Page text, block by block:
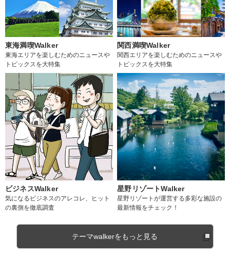
東海満喫Walker
東海エリアを楽しむためのニュースや
トピックスを大特集
関西満喫Walker
関西エリアを楽しむためのニュースや
トピックスを大特集
ビジネスWalker
気になるビジネスのアレコレ、ヒット
の裏側を徹底調査
星野リゾートWalker
星野リゾートが運営する多彩な施設の
最新情報をチェック！
テーマwalkerをもっと見る